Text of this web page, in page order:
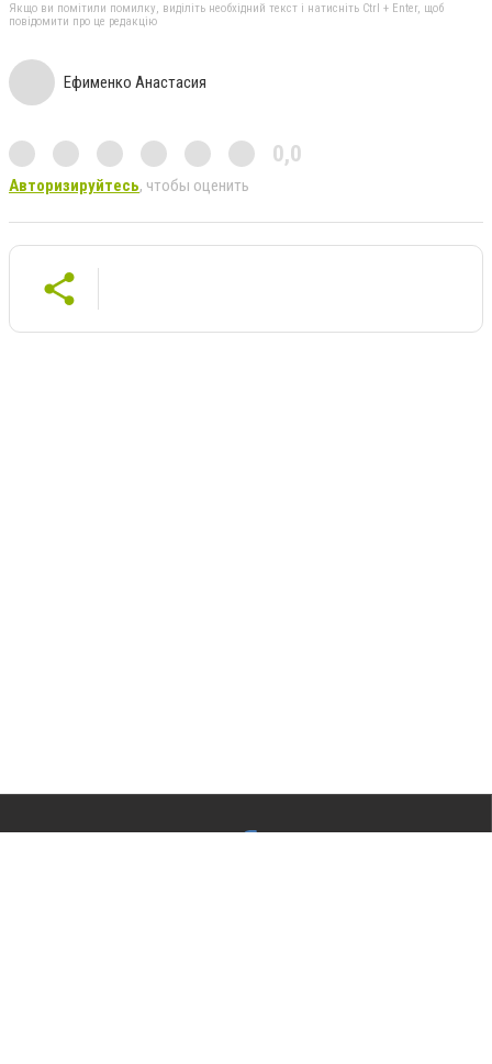
Якщо ви помітили помилку, виділіть необхідний текст і натисніть Ctrl + Enter, щоб
повідомити про це редакцію
Ефименко Анастасия
0,0
Авторизируйтесь, чтобы оценить